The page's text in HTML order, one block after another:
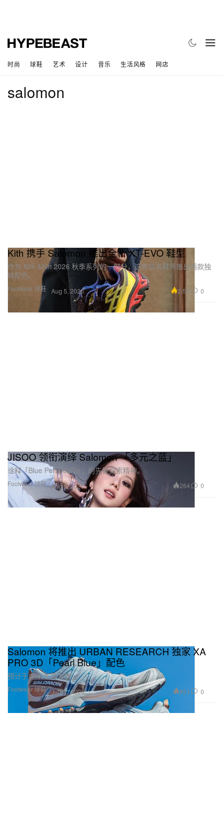
时尚 球鞋 艺术 设计 音乐 生活风格 网店
salomon
Footwear 球鞋
Kith 携手 Salomon 推出全新 XT-EVO 鞋型
作为 Kith &Kin 2026 秋季系列的一部分，这款联名鞋将推出两款独
特配色。
Aug 5, 2026 2.5K 0
Footwear 球鞋
JISOO 领衔演绎 Salomon 「多元之蓝」
诠释「Blue Perspective」的先锋探索精神。
Aug 2, 2026 264 0
Footwear 球鞋
Salomon 将推出 URBAN RESEARCH 独家 XA
PRO 3D「Pearl Blue」配色
预计于今年 8 月发售。
Jul 22, 2026 651 0